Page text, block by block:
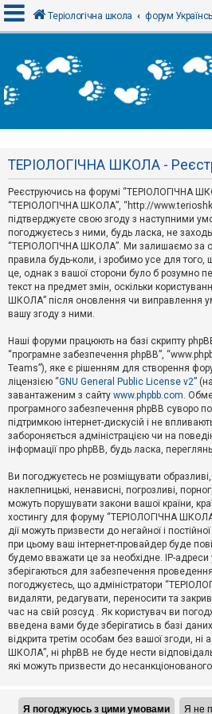
х
і
Т
е
м
и
б
е
з
в
і
д
п
о
в
і
д
й
А
к
т
и
в
н
і
м
и
П
о
ш
у
Д
о
п
о
м
Теріологічна школа форум
ТЕРІОЛОГІЧНА ШКОЛА -
Реєструючись на форумі “ТЕРІОЛОГІЧНА
“ТЕРІОЛОГІЧНА ШКОЛА”, “http://
підтверджуєте свою згоду з наступними
погоджуєтесь з ними, будь ласка, не
“ТЕРІОЛОГІЧНА ШКОЛА”. Ми залишаємо за
правила будь-коли, і зробимо усе для
це, однак з вашої сторони було б розумно
текст на предмет змін, оскільки
ШКОЛА” після оновлення чи виправлення
вашу згоду з ними.
Наші форуми працюють на базі скрипту
“програмне забезпечення phpBB”,
Teams”), яке є рішенням для створення
ліцензією “GNU General Public License v2”
завантаженим з сайту www.phpbb.com.
програмного забезпечення phpBB суворо
підтримкою інтернет-дискусій і не
забороняється адміністрацією чи на
інформації про phpBB, будь ласка,
Ви погоджуєтесь не розміщувати образливі,
наклепницькі, ненависні, погрозливі,
можуть порушувати закони вашої країни,
хостингу для форуму “ТЕРІОЛОГІЧНА
дії можуть призвести до негайної і
при цьому ваш інтернет-провайдер буде
будемо вважати це за необхідне. IP-адреси
зберігаються для забезпечення проведення
погоджуєтесь, що адміністратори
видаляти, редагувати, переносити та
час на свій розсуд . Як користувач ви
введена вами буде зберігатись в базі
відкрита третім особам без вашої згоди, ні
ШКОЛА”, ні phpBB не буде нести
які можуть призвести до